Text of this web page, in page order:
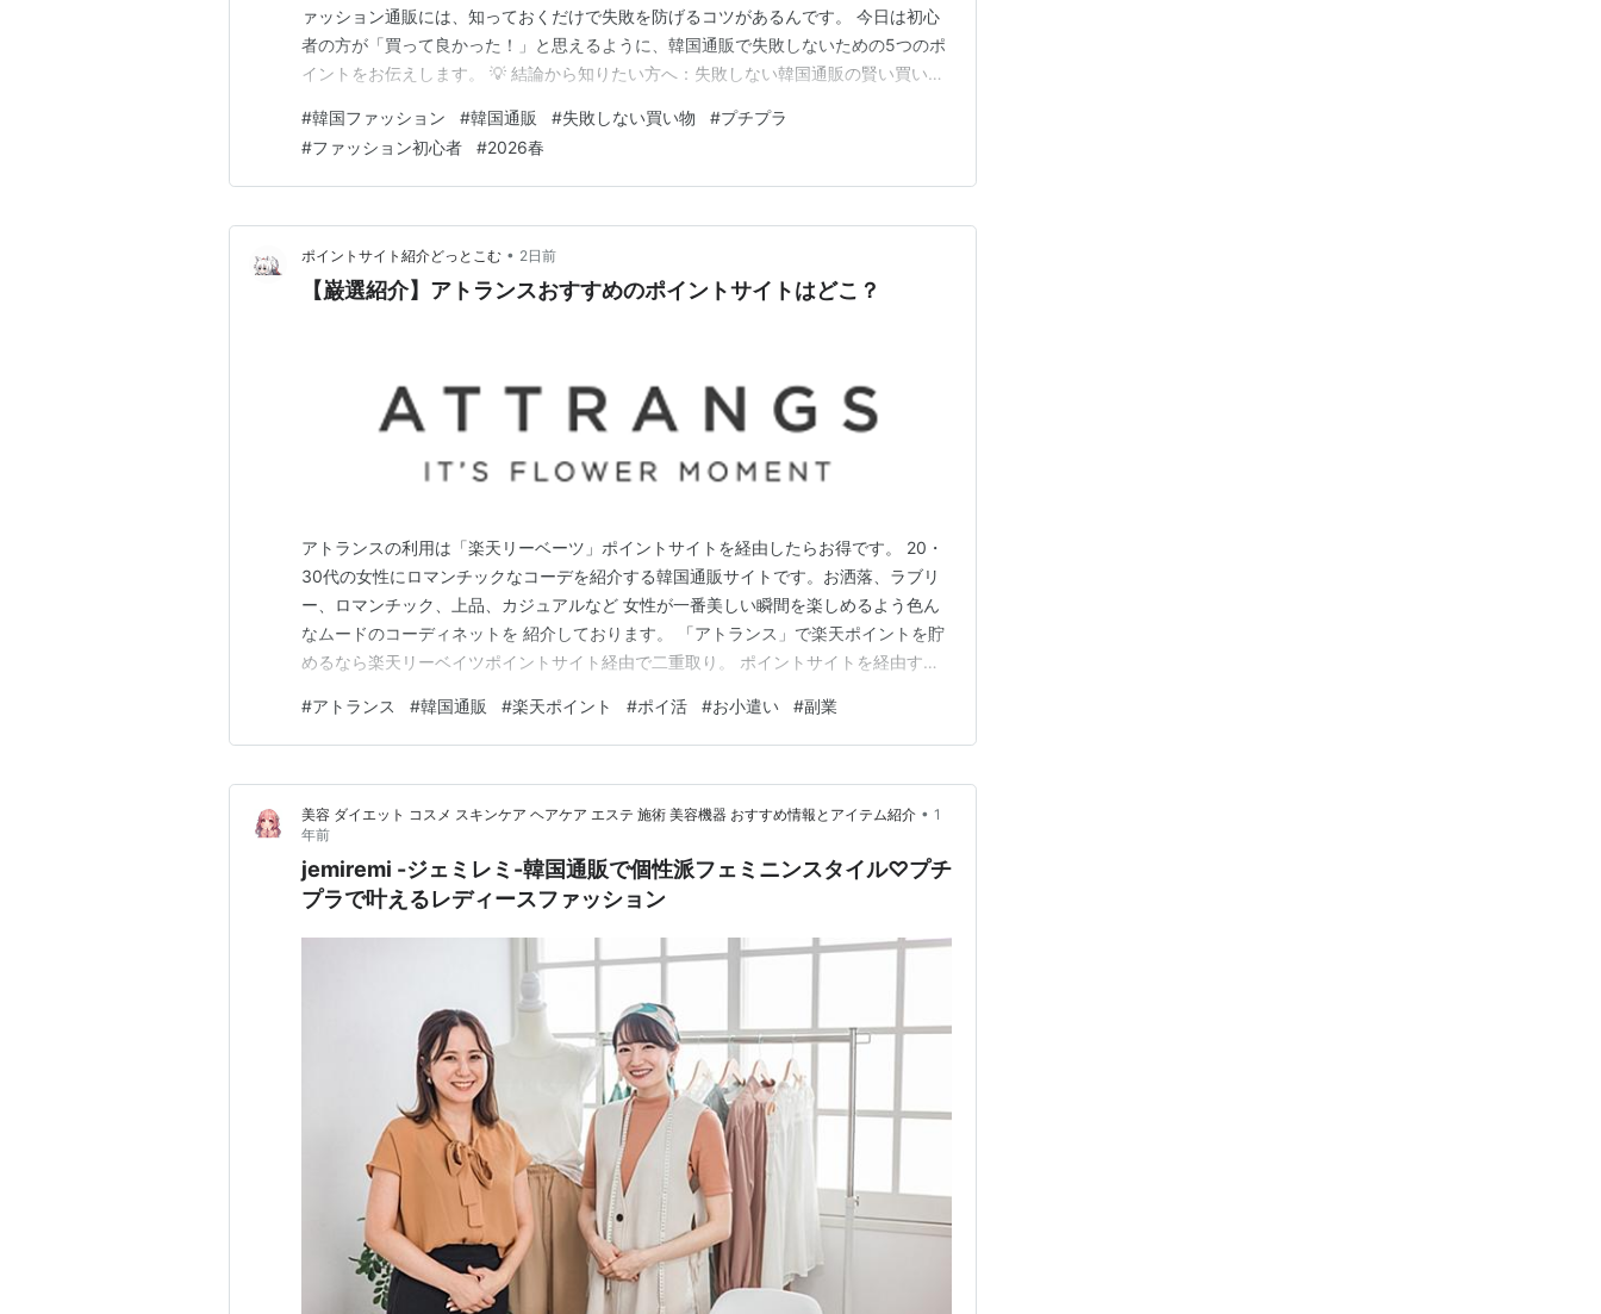
ァッション通販には、知っておくだけで失敗を防げるコツがあるんです。 今日は初心
者の方が「買って良かった！」と思えるように、韓国通販で失敗しないための5つのポ
イントをお伝えします。 💡 結論から知りたい方へ：失敗しない韓国通販の賢い買い方
①：サイズは「実寸」を必ずチェックする 韓国ブランドのサイズ表記は…
#韓国ファッション #韓国通販 #失敗しない買い物 #プチプラ
#ファッション初心者 #2026春
ポイントサイト紹介どっとこむ • 2日前
【巌選紹介】アトランスおすすめのポイントサイトはどこ？
アトランスの利用は「楽天リーベーツ」ポイントサイトを経由したらお得です。 20・
30代の女性にロマンチックなコーデを紹介する韓国通販サイトです。お洒落、ラブリ
ー、ロマンチック、上品、カジュアルなど 女性が一番美しい瞬間を楽しめるよう色ん
なムードのコーディネットを 紹介しております。 「アトランス」で楽天ポイントを貯
めるなら楽天リーベイツポイントサイト経由で二重取り。 ポイントサイトを経由する
------------------------------------------------…
#アトランス #韓国通販 #楽天ポイント #ポイ活 #お小遣い #副業
美容 ダイエット コスメ スキンケア ヘアケア エステ 施術 美容機器 おすすめ情報とアイテム紹介 • 1
年前
jemiremi -ジェミレミ-韓国通販で個性派フェミニンスタイル♡プチ
プラで叶えるレディースファッション